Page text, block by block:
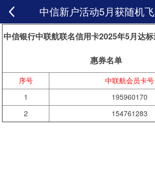
中信新户活动5月获随机
中信银行中联航联名信用卡2025年5月达
惠券名单
序号
中联航会员卡号
1
195960170
2
154761283